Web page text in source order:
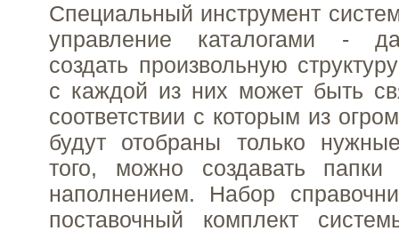
Специальный инструмент
управление каталогами -
создать произвольную
с каждой из них может быть
соответствии с которым из
будут отобраны только
того, можно создавать
наполнением. Набор
поставочный комплект